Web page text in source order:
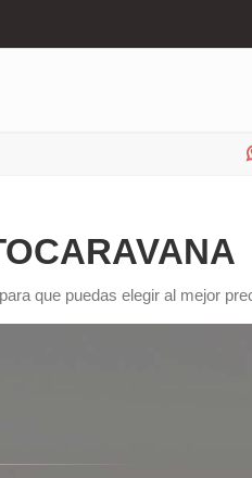
que puedas elegir al mejor